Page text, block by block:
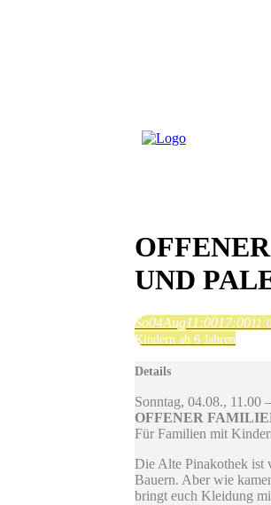
UND
So04Aug11:0017:00
Kindern ab 6 Jahren
Details
Sonntag, 04.08., 11.00
OFFENER
Für Familien mit
Die Alte Pinakothek ist
Bauern. Aber wie
bringt euch Kleidung